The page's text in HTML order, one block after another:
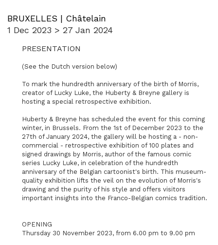
BRUXELLES | Châtelain
1 Dec 2023 > 27 Jan 2024
PRESENTATION
(See the Dutch version below)
To mark the hundredth anniversary of the birth of Morris,
creator of Lucky Luke, the Huberty & Breyne gallery is
hosting a special retrospective exhibition.
Huberty & Breyne has scheduled the event for this coming
winter, in Brussels. From the 1st of December 2023 to the
27th of January 2024, the gallery will be hosting a - non-
commercial - retrospective exhibition of 100 plates and
signed drawings by Morris, author of the famous comic
series Lucky Luke, in celebration of the hundredth
anniversary of the Belgian cartoonist's birth. This museum-
quality exhibition lifts the veil on the evolution of Morris's
drawing and the purity of his style and offers visitors
important insights into the Franco-Belgian comics tradition.
OPENING
Thursday 30 November 2023, from 6.00 pm to 9.00 pm